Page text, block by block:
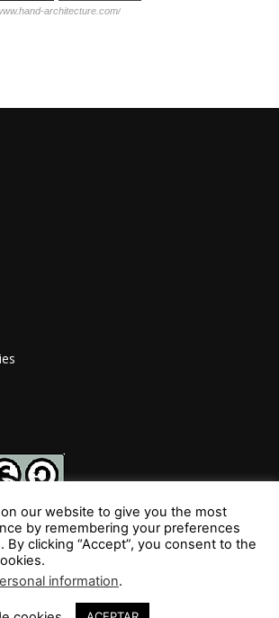
architecture.com/
SÍGUENOS
our website to give you the most
by remembering your preferences
By clicking “Accept”, you consent to the
information.